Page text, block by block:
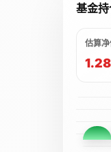
基金
估算